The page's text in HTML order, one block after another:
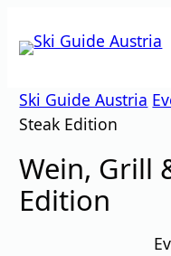
Inhalt
Ski Guide Austria
Steak Edition
Wein, Grill
Edition